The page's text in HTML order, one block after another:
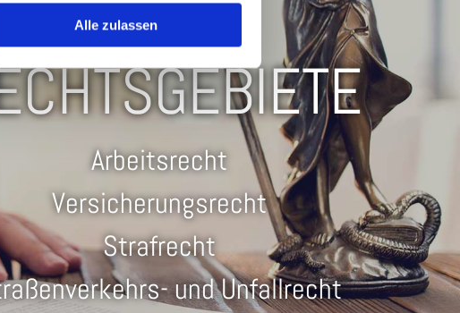
Alle zulassen
Arbeitsrecht
Versicherungsrecht
Strafrecht
und Unfallrecht